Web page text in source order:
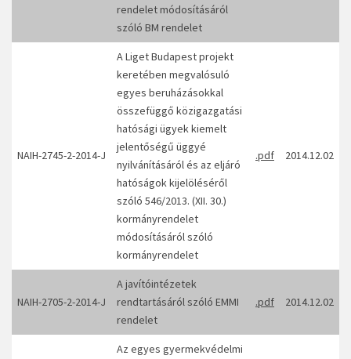
rendelet módosításáról
szóló BM rendelet
NAIH-2745-2-2014-J
A Liget Budapest projekt
keretében megvalósuló
egyes beruházásokkal
összefüggő közigazgatási
hatósági ügyek kiemelt
jelentőségű üggyé
nyilvánításáról és az eljáró
hatóságok kijelöléséről
szóló 546/2013. (XII. 30.)
kormányrendelet
módosításáról szóló
kormányrendelet
.pdf 2014.12.02
NAIH-2705-2-2014-J
A javítóintézetek
rendtartásáról szóló EMMI
rendelet
.pdf 2014.12.02
Az egyes gyermekvédelmi